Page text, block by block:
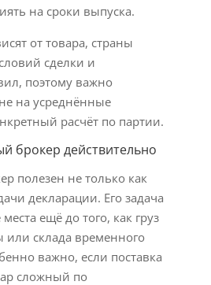
на сроки выпуска.
от товара, страны
сделки и
поэтому важно
на усреднённые
расчёт по партии.
брокер действительно
полезен не только как
декларации. Его задача
ещё до того, как груз
или склада временного
важно, если поставка
сложный по